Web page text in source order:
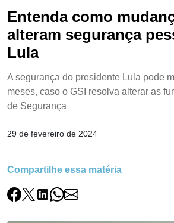
Entenda como
alteram segurança
Lula
A segurança do presidente Lula pode
meses, caso o GSI resolva alterar as
de Segurança
29 de fevereiro de 2024
Compartilhe essa matéria